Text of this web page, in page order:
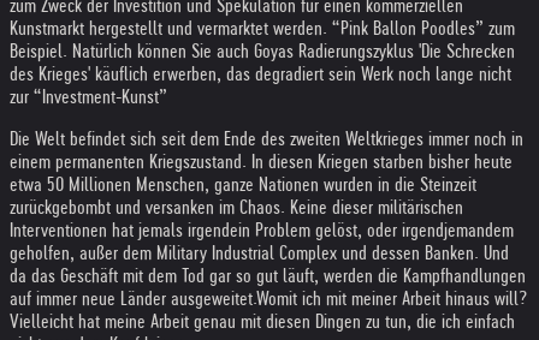
zum Zweck der Investition und Spekulation für einen kommerziellen
Kunstmarkt hergestellt und vermarktet werden. “Pink Ballon Poodles” zum
Beispiel. Natürlich können Sie auch Goyas Radierungszyklus 'Die Schrecken
des Krieges' käuflich erwerben, das degradiert sein Werk noch lange nicht
zur “Investment-Kunst”
Die Welt befindet sich seit dem Ende des zweiten Weltkrieges immer noch in
einem permanenten Kriegszustand. In diesen Kriegen starben bisher heute
etwa 50 Millionen Menschen, ganze Nationen wurden in die Steinzeit
zurückgebombt und versanken im Chaos. Keine dieser militärischen
Interventionen hat jemals irgendein Problem gelöst, oder irgendjemandem
geholfen, außer dem Military Industrial Complex und dessen Banken. Und
da das Geschäft mit dem Tod gar so gut läuft, werden die Kampfhandlungen
auf immer neue Länder ausgeweitet.Womit ich mit meiner Arbeit hinaus will?
Vielleicht hat meine Arbeit genau mit diesen Dingen zu tun, die ich einfach